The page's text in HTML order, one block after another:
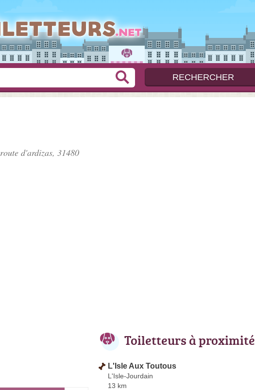
route d'ardizas, 31480
Toiletteurs à proximité
L'Isle Aux Toutous
L'Isle-Jourdain
13 km